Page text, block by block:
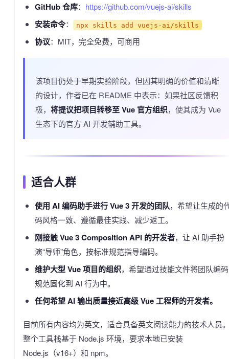
GitHub 仓库： https://github.com/vuejs-ai/skills
安装命令： npx skills add vuejs-ai/skills
协议：MIT，完全免费，可商用
该项目仍处于早期实验阶段，但因其明确的价值和清晰
的设计，作者已在 README 中表示：如果社区反馈积
极， 将提议把项目转移至 Vue 官方组织，使其成为 Vue
生态下的官方 AI 开发辅助工具。
适合人群
使用 AI 编码助手进行 Vue 3 开发的团队，希望让生成的
码风格一致、遵循最佳实践、减少返工。
刚接触 Vue 3 Composition API 的开发者，让 AI 助手扮
演“导师”角色，按标准规范指导编码。
维护大型 Vue 项目的组织，希望通过技能文件将团队编码
规范固化到 AI 行为中。
任何希望 AI 输出质量接近高级 Vue 工程师的开发者。
目前所有内容均为英文，适合具备英文阅读能力的技术人员
整个工具栈基于 Node.js 环境，要求本地已安装
Node.js（v16+）和 npm。